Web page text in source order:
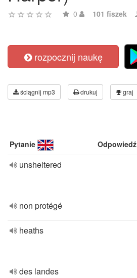
0 101 fiszek
rozpocznij naukę
ściągnij mp3 drukuj graj
Pytanie Odpowiedź
unsheltered
non protégé
heaths
des landes